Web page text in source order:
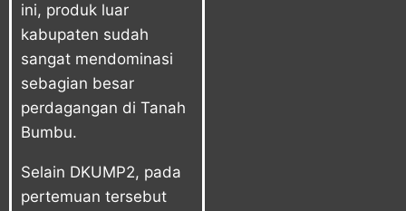
ini, produk luar
kabupaten sudah
sangat mendominasi
sebagian besar
perdagangan di Tanah
Bumbu.
Selain DKUMP2, pada
pertemuan tersebut